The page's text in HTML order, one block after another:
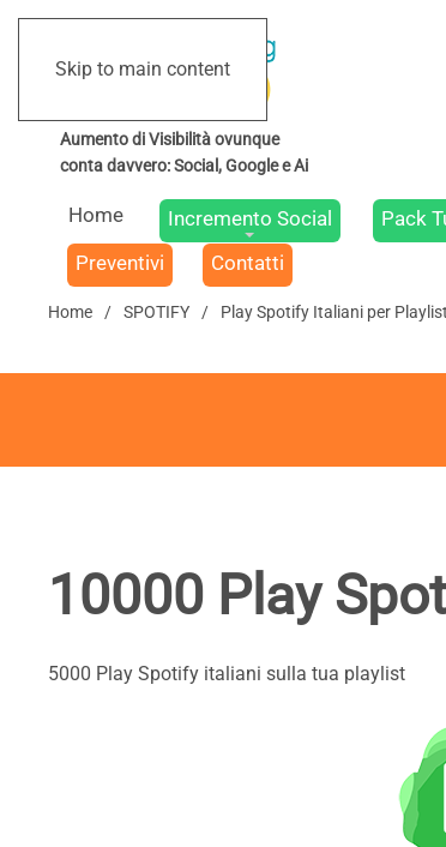
Skip to main content
Home Incremento Social Pack
Preventivi
Contatti
Home SPOTIFY Play Spotify Italiani per Playlist
10000 Play
5000 Play Spotify italiani sulla tua playlist